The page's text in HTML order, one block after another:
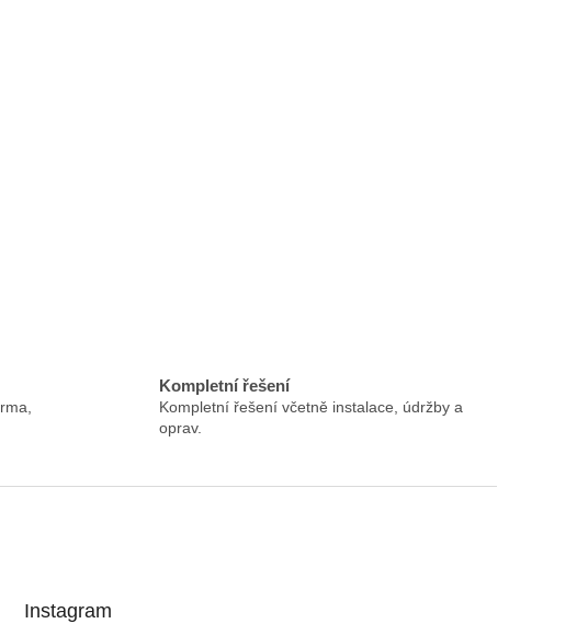
Kompletní řešení
Kompletní řešení včetně instalace, údržby a
oprav.
Instagram